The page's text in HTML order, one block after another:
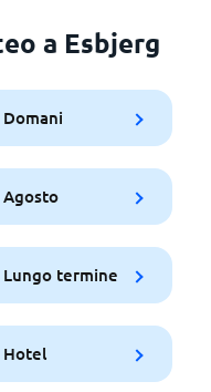
a Esbjerg
Domani
Agosto
Lungo termine
Hotel